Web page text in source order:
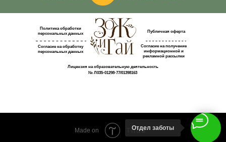
Отдел заботы
Политика обработки
персональных данных
Публичная оферта
Согласие на обработку
персональных данных
Согласие на получение
информационной и
рекламной рассылки
Лицензия на образовательную деятельность
№ Л035-01298-77/01398163
Made on Tilda